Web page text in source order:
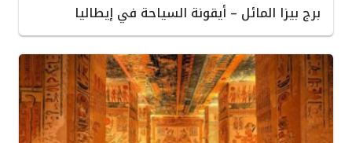
برج بيزا المائل – أيقونة السياحة في إيطاليا